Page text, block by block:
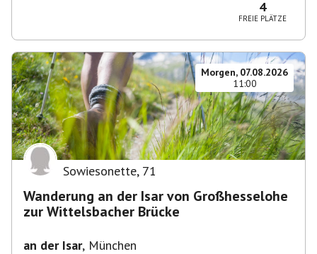
4
FREIE PLÄTZE
Morgen, 07.08.2026
11:00
Sowiesonette, 71
Wanderung an der Isar von Großhesselohe
zur Wittelsbacher Brücke
an der Isar, München